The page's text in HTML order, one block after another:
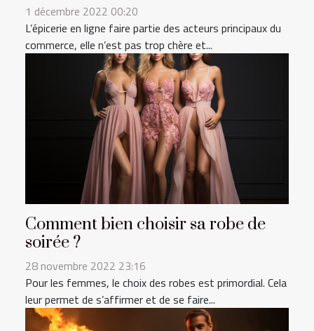
1 décembre 2022 00:20
L’épicerie en ligne faire partie des acteurs principaux du
commerce, elle n’est pas trop chère et...
Comment bien choisir sa robe de
soirée ?
28 novembre 2022 23:16
Pour les femmes, le choix des robes est primordial. Cela
leur permet de s’affirmer et de se faire...